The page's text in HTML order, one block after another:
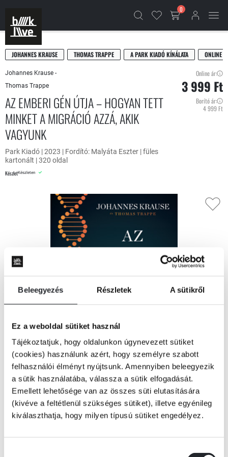
Beleegyezés Részletek A sütikről
Ez a weboldal sütiket használ
Tájékoztatjuk, hogy oldalunkon úgynevezett sütiket
(cookies) használunk azért, hogy személyre szabott
felhasználói élményt nyújtsunk. Amennyiben beleegyezik
a sütik használatába, válassza a sütik elfogadását.
Emellett lehetősége van az összes süti elutasítására
(kivéve a feltétlenül szükséges sütiket), illetve egyénileg
kiválaszthatja, hogy milyen típusú sütiket engedélyez.
0
JOHANNES KRAUSE THOMAS TRAPPE A PARK KIADÓ KÍNÁLATA ONLINE
Johannes Krause -
Thomas Trappe
AZ EMBERI GÉN ÚTJA – HOGYAN TETT
MINKET A MIGRÁCIÓ AZZÁ, AKIK
VAGYUNK
Park Kiadó | 2023 | Fordító: Malyáta Eszter | füles
kartonált | 320 oldal
KészletKészleten
Online ár:
3 999 Ft
Borító ár:
4 999 Ft